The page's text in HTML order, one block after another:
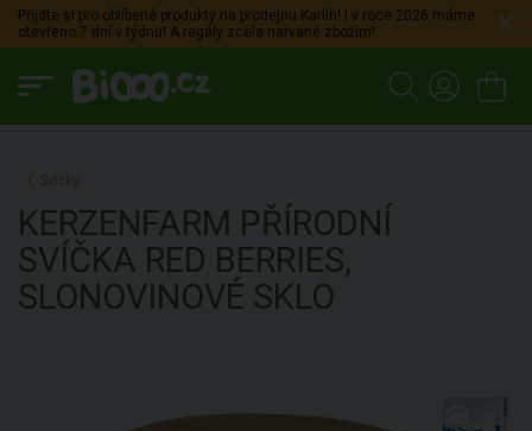
Přijdte si pro oblíbené produkty na prodejnu Karlín! I v roce 2026 máme
otevřeno 7 dní v týdnu! A regály zcela narvané zbožím!
KERZENFARM PŘÍRODNÍ
SVÍČKA RED BERRIES,
SLONOVINOVÉ SKLO